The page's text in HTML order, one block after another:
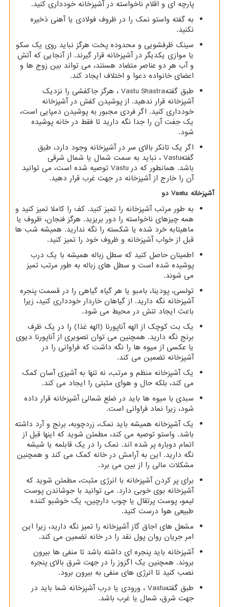
پارچه ای و اقلام ناخواسته در آشپزخانه خودداری کنید.
به گفته واستو نمک را در ظروف فولادی یا آهنی ذخیره
نکنید.
سینک ظرفشویی و محدوده پخت هرگز نباید روی یک سکو
یا موازی یکدیگر در آشپزخانه قرار گیرند. از آنجایی که آتش
و آب هر دو عناصر متضاد هستند، می تواند بین زوج ها و
اعضای خانواده دعوا و اختلاف ایجاد کند.
طبق گفتهVastu Shastra ، هرگز جاکفشی را نزدیک
آشپزخانه قرار ندهید. از پوشیدن کفش در آشپزخانه
خودداری کنید. اگر فردی مجبور به پوشیدن دمپایی است،
یک جفت آن را جدا نگه دارید تا فقط در خانه پوشیده
شود.
اگر یک تانکر بالای سر در آشپزخانه وجود دارد، طبق
گفتهVastu ، نباید به سمت شمال یا شمال شرقی
باشد. همانطور که در Vastu توصیه شده است، می توانید
آن را خارج از آشپزخانه در جهت غرب قرار دهید.
آشپزخانه Vastu: دو
به طور مرتب آشپزخانه را تمیز کنید. کف را کاملا تمیز کنید و
همه چیزهای ناخواسته را دور بریزید. هرگز فنجان، ظروف یا
ماهیتابه خرد شده یا شکسته را نگه ندارید. همیشه شب ها
قبل از خواب آشپزخانه و ظروف خود را تمیز کنید.
اطمینان حاصل کنید که سطل زباله همیشه با یک درب
پوشیده شده است و سطل های زباله به طور مرتب تمیز
می شوند.
تولسی، پودینا، بامبو یا هر گیاه گیاهی را در قسمت پنجره
آشپزخانه نگه دارید. از گیاهان خاردار خودداری کنید، زیرا
باعث ایجاد تنش در محیط می شود.
یک بت کوچک از الهه آناپورنا (الهه غذا) را در یک ظرف
برنج نگه دارید. همچنین می توان تصویری از آناپورنا دیوی
یا عکسی از میوه ها را نگه داشت که فراوانی را در
آشپزخانه تضمین می کند.
یک آشپزخانه منظم و مرتب، نه تنها به آشپزی آسان کمک
می کند، بلکه حال و هوای مثبتی را ایجاد می کند.
سبدی با میوه ها باید در ضلع شمالی آشپزخانه قرار داده
شود، زیرا نماد فراوانی است.
یک آشپزخانه همیشه باید نمک، زردچوبه، برنج و آرد داشته
باشد. واستو توصیه می کند، مطمئن شوید که اینها قبل از
اتمام دوباره پر شده اند. نمک را در یک قابلمه یا شیشه
نگه دارید. این به آرامش در خانه کمک می کند و همچنین
مشکلات مالی را از بین می برد.
برای پر کردن آشپزخانه با انرژی مثبت، مطمئن شوید که
آشپزخانه بوی خوبی دارد. می توانید با جوشاندن پوست
لیمو، پوست پرتقال یا چوب دارچین، یک خوشبو کننده
طبیعی هوا درست کنید.
مشعل های اجاق گاز آشپزخانه را تمیز نگه دارید، زیرا این
امر جریان روان پول نقد را در خانه تضمین می کند.
آشپزخانه باید پنجره ای داشته باشد تا منفی ها بیرون
بروند. همچنین یک اگزوز را در جهت شرق بالای پنجره
نصب کنید تا انرژی های منفی به بیرون برود.
طبق گفتهVastu ، ورودی یا درب آشپزخانه شما باید در
جهت شرق، شمال یا غرب باشد.